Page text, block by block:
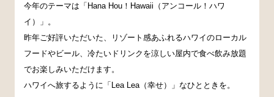
今年のテーマは「Hana Hou！Hawaii（アンコール！ハワ
イ）」。
昨年ご好評いただいた、リゾート感あふれるハワイのローカル
フードやビール、冷たいドリンクを涼しい屋内で食べ飲み放題
でお楽しみいただけます。
ハワイへ旅するように「Lea Lea（幸せ）」なひとときを。